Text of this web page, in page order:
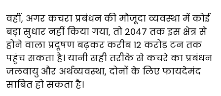
वहीं, अगर कचरा प्रबंधन की मौजूदा व्यवस्था में कोई
बड़ा सुधार नहीं किया गया, तो 2047 तक इस क्षेत्र से
होने वाला प्रदूषण बढ़कर करीब 12 करोड़ टन तक
पहुंच सकता है। यानी सही तरीके से कचरे का प्रबंधन
जलवायु और अर्थव्यवस्था, दोनों के लिए फायदेमंद
साबित हो सकता है।